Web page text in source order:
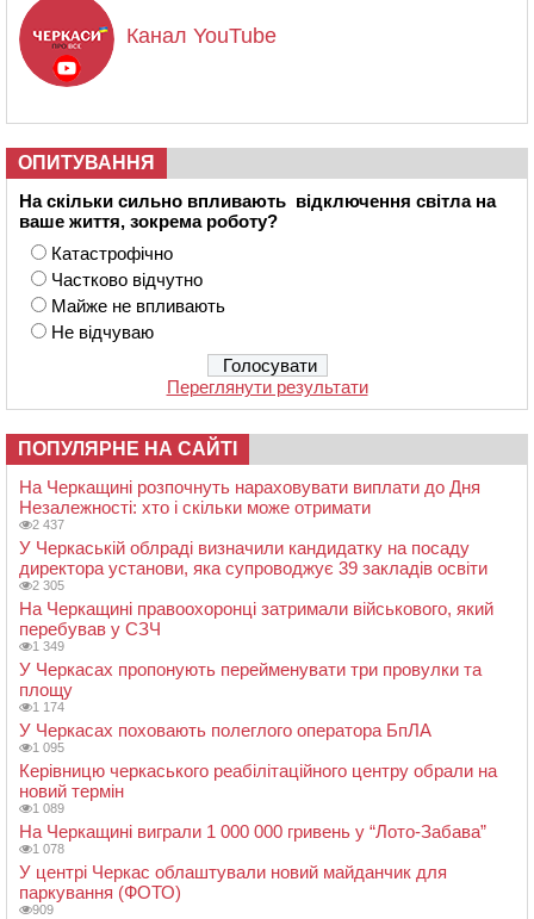
Канал YouTube
ОПИТУВАННЯ
На скільки сильно впливають відключення світла на
ваше життя, зокрема роботу?
Катастрофічно
Частково відчутно
Майже не впливають
Не відчуваю
Переглянути результати
ПОПУЛЯРНЕ НА САЙТІ
На Черкащині розпочнуть нараховувати виплати до Дня
Незалежності: хто і скільки може отримати
2 437
У Черкаській облраді визначили кандидатку на посаду
директора установи, яка супроводжує 39 закладів освіти
2 305
На Черкащині правоохоронці затримали військового, який
перебував у СЗЧ
1 349
У Черкасах пропонують перейменувати три провулки та
площу
1 174
У Черкасах поховають полеглого оператора БпЛА
1 095
Керівницю черкаського реабілітаційного центру обрали на
новий термін
1 089
На Черкащині виграли 1 000 000 гривень у “Лото-Забава”
1 078
У центрі Черкас облаштували новий майданчик для
паркування (ФОТО)
909